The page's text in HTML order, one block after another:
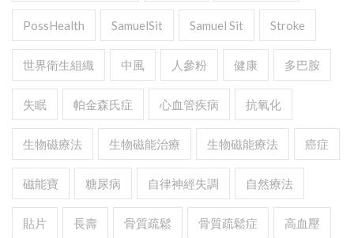
PossHealth SamuelSit Samuel Sit Stroke
世界衛生組織 中風 人參粉 健康 多巴胺
失眠 帕金森氏症 心血管疾病 抗氧化
生物磁療法 生物磁能治療 生物磁能療法 癌症
磁能寶 糖尿病 自律神經失調 自然療法
貼片 長壽 骨質疏鬆 骨質疏鬆症 高血壓